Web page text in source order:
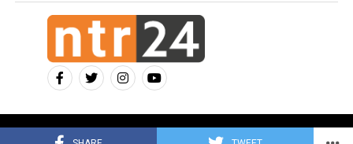
Copyright © 2023 Intelligentia S.r.l.